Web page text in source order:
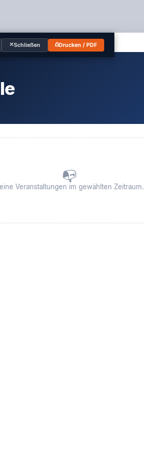
✕Schließen ⎙Drucken / PDF
📭
Veranstaltungen im gewählten Zeitraum.